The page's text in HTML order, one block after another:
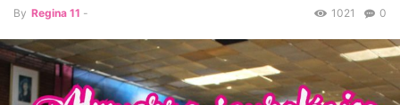
By Regina 11 - 0
1021